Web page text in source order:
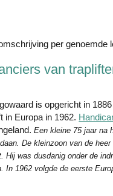
per genoemde
van
is opgericht in
in Europa in 1962.
Een kleine 75 jaar na
De kleinzoon van de
Hij was dusdanig onder de
In 1962 volgde de eerste